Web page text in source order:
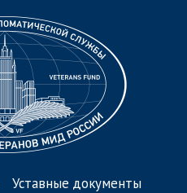
Уставные документы